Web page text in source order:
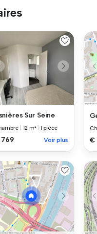
Sur Seine
12 m² 1 pièce
Voir plus €